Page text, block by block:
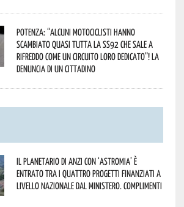
Potenza: “alcuni motociclisti hanno
scambiato quasi tutta la SS92 che sale a
Rifreddo come un circuito loro dedicato”! La
denuncia di un cittadino
Il Planetario di Anzi con ‘Astromia’ è
entrato tra i quattro progetti finanziati a
livello nazionale dal Ministero. Complimenti